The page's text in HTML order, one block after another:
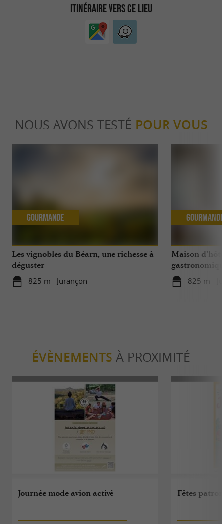
ITINÉRAIRE VERS CE LIEU
NOUS AVONS TESTÉ POUR VOUS
Les vignobles du Béarn, une richesse à
déguster
825 m - Jurançon
Gourmande
Maison
Domaine de
825 m -
ÉVÈNEMENTS À PROXIMITÉ
Journée mode avion activé Fêtes